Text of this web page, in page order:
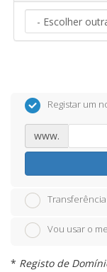
Registar um
www.
Vou usar o
* Registo de